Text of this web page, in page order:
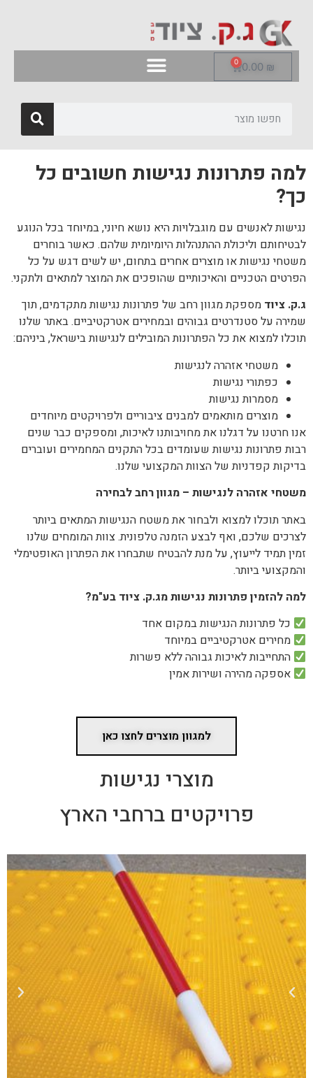
0.00 ₪
0
למה פתרונות נגישות חשובים כל
כך?
נגישות לאנשים עם מוגבלויות היא נושא חיוני, במיוחד בכל הנוגע
לבטיחותם וליכולת ההתנהלות היומיומית שלהם. כאשר בוחרים
משטחי נגישות או מוצרים אחרים בתחום, יש לשים דגש על כל
הפרטים הטכניים והאיכותיים שהופכים את המוצר למתאים ולתקני.
ג.ק. ציוד מספקת מגוון רחב של פתרונות נגישות מתקדמים, תוך
שמירה על סטנדרטים גבוהים ובמחירים אטרקטיביים. באתר שלנו
תוכלו למצוא את כל הפתרונות המובילים לנגישות בישראל, ביניהם:
משטחי אזהרה לנגישות
כפתורי נגישות
מסמרות נגישות
מוצרים מותאמים למבנים ציבוריים ולפרויקטים מיוחדים
אנו חרטנו על דגלנו את מחויבותנו לאיכות, ומספקים כבר שנים
רבות פתרונות נגישות שעומדים בכל התקנים המחמירים ועוברים
בדיקות קפדניות של הצוות המקצועי שלנו.
משטחי אזהרה לנגישות – מגוון רחב לבחירה
באתר תוכלו למצוא ולבחור את משטח הנגישות המתאים ביותר
לצרכים שלכם, ואף לבצע הזמנה טלפונית. צוות המומחים שלנו
זמין תמיד לייעוץ, על מנת להבטיח שתבחרו את הפתרון האופטימלי
והמקצועי ביותר.
למה להזמין פתרונות נגישות מג.ק. ציוד בע"מ?
כל פתרונות הנגישות במקום אחד
מחירים אטרקטיביים במיוחד
התחייבות לאיכות גבוהה ללא פשרות
אספקה מהירה ושירות אמין
למגוון מוצרים לחצו כאן
מוצרי נגישות
פרויקטים ברחבי הארץ